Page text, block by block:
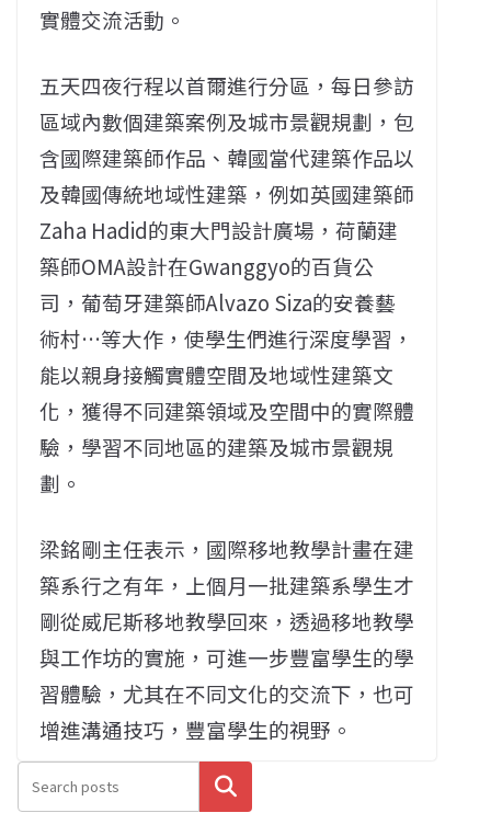
實體交流活動。
五天四夜行程以首爾進行分區，每日參訪
區域內數個建築案例及城市景觀規劃，包
含國際建築師作品、韓國當代建築作品以
及韓國傳統地域性建築，例如英國建築師
Zaha Hadid的東大門設計廣場，荷蘭建
築師OMA設計在Gwanggyo的百貨公
司，葡萄牙建築師Alvazo Siza的安養藝
術村…等大作，使學生們進行深度學習，
能以親身接觸實體空間及地域性建築文
化，獲得不同建築領域及空間中的實際體
驗，學習不同地區的建築及城市景觀規
劃。
梁銘剛主任表示，國際移地教學計畫在建
築系行之有年，上個月一批建築系學生才
剛從威尼斯移地教學回來，透過移地教學
與工作坊的實施，可進一步豐富學生的學
習體驗，尤其在不同文化的交流下，也可
增進溝通技巧，豐富學生的視野。
搜尋